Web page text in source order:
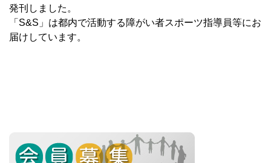
発刊しました。
「S&S」は都内で活動する障がい者スポーツ指導員等にお
届けしています。